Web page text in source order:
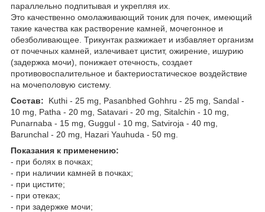
параллельно подпитывая и укрепляя их.
Это качественно омолаживающий тоник для почек, имеющий
такие качества как растворение камней, мочегонное и
обезболивающее. Трикунтак разжижает и избавляет организм
от почечных камней, излечивает цистит, ожирение, ишурию
(задержка мочи), понижает отечность, создает
противовоспалительное и бактериостатическое воздействие
на мочеполовую систему.
Состав: Kuthi - 25 mg, Pasanbhed Gohhru - 25 mg, Sandal -
10 mg, Patha - 20 mg, Satavari - 20 mg, Sitalchin - 10 mg,
Punarnaba - 15 mg, Guggul - 10 mg, Satviroja - 40 mg,
Barunchal - 20 mg, Hazari Yauhuda - 50 mg.
Показания к применению:
- при болях в почках;
- при наличии камней в почках;
- при цистите;
- при отеках;
- при задержке мочи;